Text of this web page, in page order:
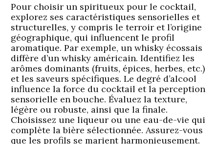
Pour choisir un spiritueux pour le cocktail,
explorez ses caractéristiques sensorielles et
structurelles, y compris le terroir et l’origine
géographique, qui influencent le profil
aromatique. Par exemple, un whisky écossais
diffère d’un whisky américain. Identifiez les
arômes dominants (fruits, épices, herbes, etc.)
et les saveurs spécifiques. Le degré d’alcool
influence la force du cocktail et la perception
sensorielle en bouche. Évaluez la texture,
légère ou robuste, ainsi que la finale.
Choisissez une liqueur ou une eau-de-vie qui
complète la bière sélectionnée. Assurez-vous
que les profils se marient harmonieusement.